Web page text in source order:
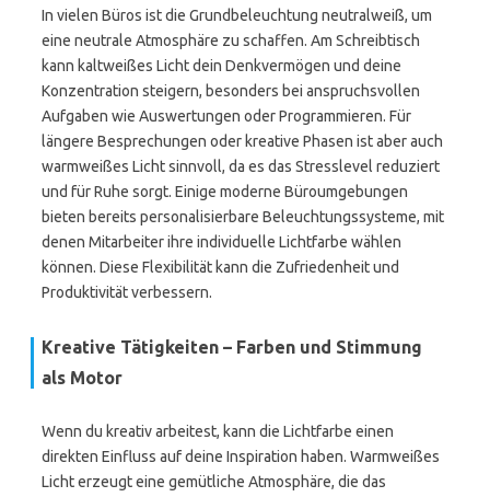
In vielen Büros ist die Grundbeleuchtung neutralweiß, um
eine neutrale Atmosphäre zu schaffen. Am Schreibtisch
kann kaltweißes Licht dein Denkvermögen und deine
Konzentration steigern, besonders bei anspruchsvollen
Aufgaben wie Auswertungen oder Programmieren. Für
längere Besprechungen oder kreative Phasen ist aber auch
warmweißes Licht sinnvoll, da es das Stresslevel reduziert
und für Ruhe sorgt. Einige moderne Büroumgebungen
bieten bereits personalisierbare Beleuchtungssysteme, mit
denen Mitarbeiter ihre individuelle Lichtfarbe wählen
können. Diese Flexibilität kann die Zufriedenheit und
Produktivität verbessern.
Kreative Tätigkeiten – Farben und Stimmung
als Motor
Wenn du kreativ arbeitest, kann die Lichtfarbe einen
direkten Einfluss auf deine Inspiration haben. Warmweißes
Licht erzeugt eine gemütliche Atmosphäre, die das